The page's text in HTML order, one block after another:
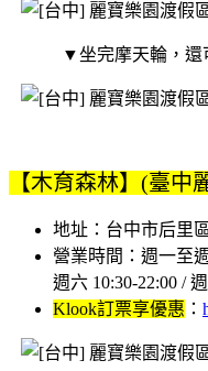
▼坐完摩天輪，還
【木育森林】(臺中
地址：台中市后里
營業時間：週一至
週六 10:30-22:00 /
Klook訂票享優惠 ：